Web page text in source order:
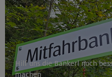
Hilf uns die Bankerl noch
machen